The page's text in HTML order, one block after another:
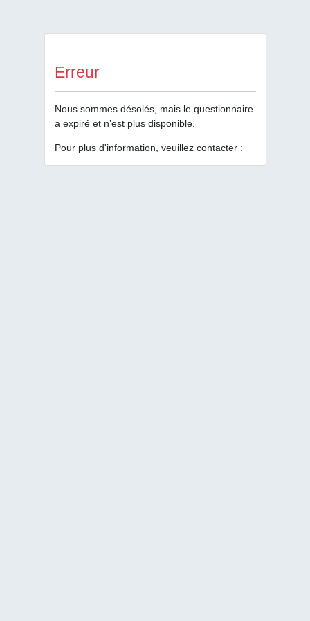
Erreur
Nous sommes désolés, mais le questionnaire
a expiré et n’est plus disponible.
Pour plus d'information, veuillez contacter :